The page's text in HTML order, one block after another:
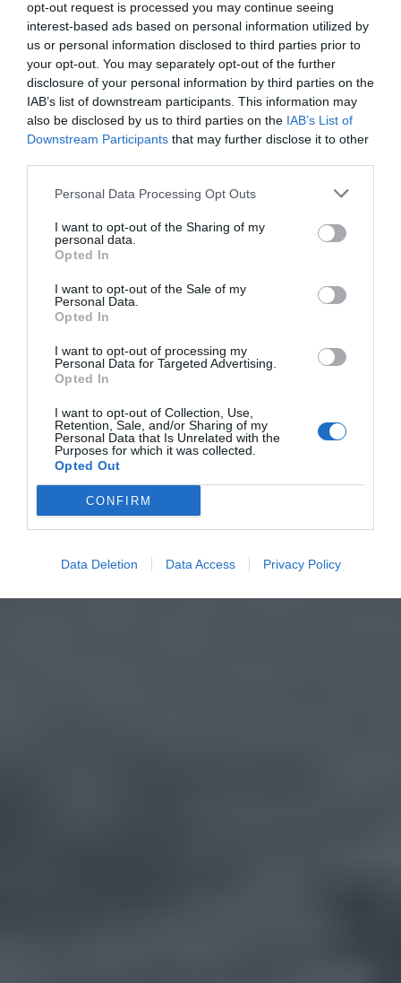
opt-out request is processed you may continue seeing
interest-based ads based on personal information utilized by
us or personal information disclosed to third parties prior to
your opt-out. You may separately opt-out of the further
disclosure of your personal information by third parties on the
IAB’s list of downstream participants. This information may
also be disclosed by us to third parties on the IAB’s List of
Downstream Participants that may further disclose it to other
Personal Data Processing Opt Outs
I want to opt-out of the Sharing of my
personal data.
Opted In
I want to opt-out of the Sale of my
Personal Data.
Opted In
I want to opt-out of processing my
Personal Data for Targeted Advertising.
Opted In
I want to opt-out of Collection, Use,
Retention, Sale, and/or Sharing of my
Personal Data that Is Unrelated with the
Purposes for which it was collected.
Opted Out
CONFIRM
Data Deletion Data Access Privacy Policy